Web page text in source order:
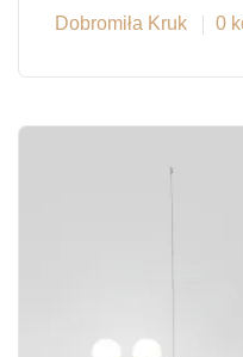
Dobromiła Kruk 0